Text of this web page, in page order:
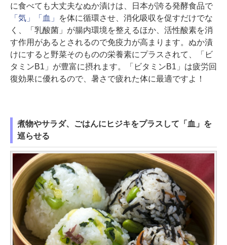
に食べても大丈夫なぬか漬けは、日本が誇る発酵食品で
「気」「血」
を体に循環させ、消化吸収を促すだけでな
く、「乳酸菌」が腸内環境を整えるほか、活性酸素を消
す作用があるとされるので免疫力が高まります。ぬか漬
けにすると野菜そのものの栄養素にプラスされて、「ビ
タミンB1」が豊富に摂れます。「ビタミンB1」は疲労回
復効果に優れるので、暑さで疲れた体に最適ですよ！
煮物やサラダ、ごはんにヒジキをプラスして「血」を
巡らせる